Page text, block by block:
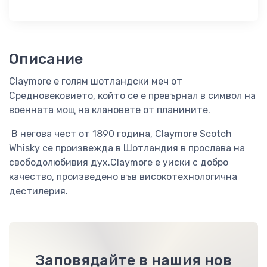
Описание
Claymore е голям шотландски меч от
Средновековието, който се е превърнал в символ на
военната мощ на клановете от планините.
В негова чест от 1890 година, Claymore Scotch
Whisky се произвежда в Шотландия в прослава на
свободолюбивия дух.Claymore е уиски с добро
качество, произведено във високотехнологична
дестилерия.
Заповядайте в нашия нов